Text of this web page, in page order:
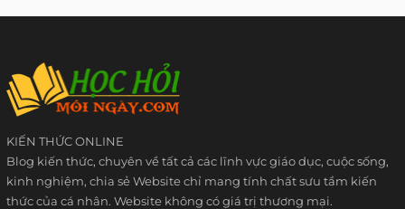
KIẾN THỨC ONLINE
Blog kiến thức, chuyên về tất cả các lĩnh vực giáo dục, cuộc sống,
kinh nghiệm, chia sẻ Website chỉ mang tính chất sưu tầm kiến
thức của cá nhân. Website không có giá trị thương mại.